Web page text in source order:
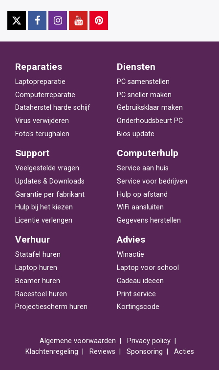
Reparaties
Laptopreparatie
Computerreparatie
Dataherstel harde schijf
Virus verwijderen
Foto's terughalen
Diensten
PC samenstellen
PC sneller maken
Gebruiksklaar maken
Onderhoudsbeurt PC
Bios update
Support
Veelgestelde vragen
Updates & Downloads
Garantie per fabrikant
Hulp bij het kiezen
Licentie verlengen
Computerhulp
Service aan huis
Service voor bedrijven
Hulp op afstand
WiFi aansluiten
Gegevens herstellen
Verhuur
Statafel huren
Laptop huren
Beamer huren
Racestoel huren
Projectiescherm huren
Advies
Winactie
Laptop voor school
Cadeau ideeën
Print service
Kortingscode
Algemene voorwaarden
Privacy policy
Klachtenregeling
Reviews Sponsoring Acties